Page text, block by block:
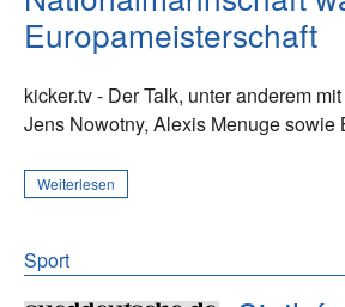
Europameisterschaft
kicker.tv - Der Talk, unter anderem
Jens Nowotny, Alexis Menuge sowie
Weiterlesen
Sport